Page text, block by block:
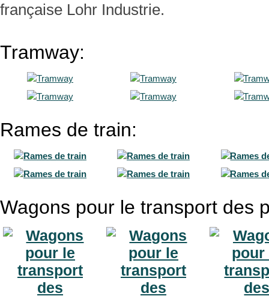
française Lohr Industrie.
Tramway:
Rames de train:
Wagons pour le transport des